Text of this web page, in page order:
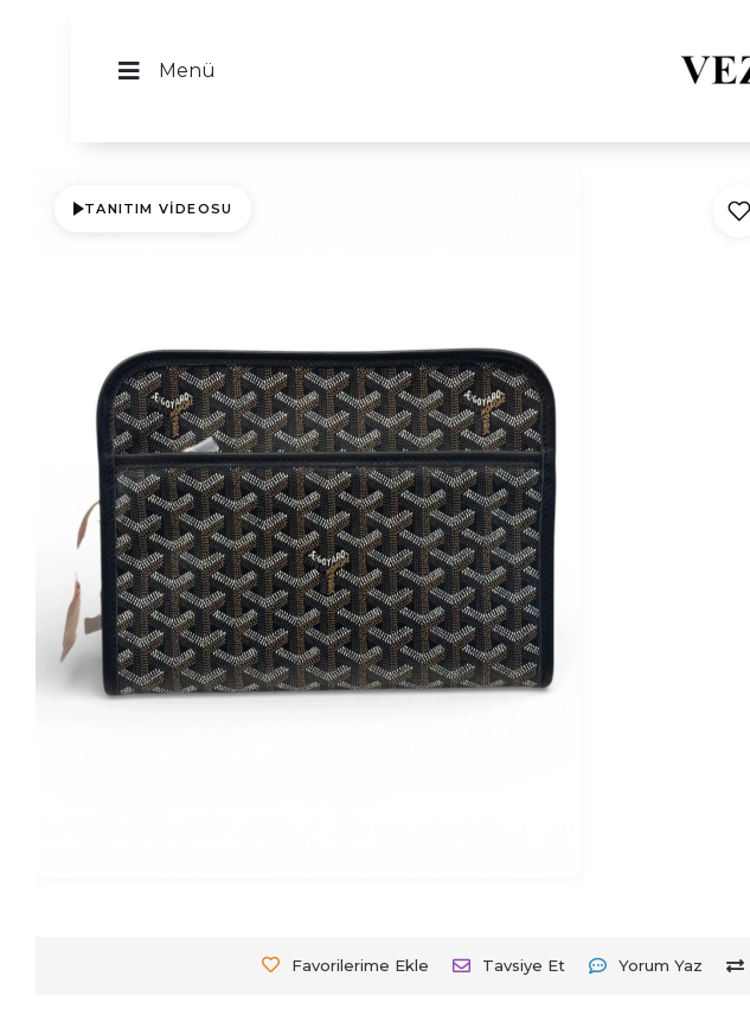
Menü
TANITIM VIDEOSU
Favorilerime Ekle Tavsiye Et Yorum Yaz